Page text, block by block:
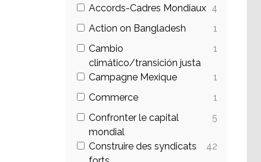
Accords-Cadres Mondiaux 4
Action on Bangladesh
1
Cambio
climático/transición justa
1
Campagne Mexique
1
Commerce
1
Confronter le capital
mondial
5
Construire des syndicats
42